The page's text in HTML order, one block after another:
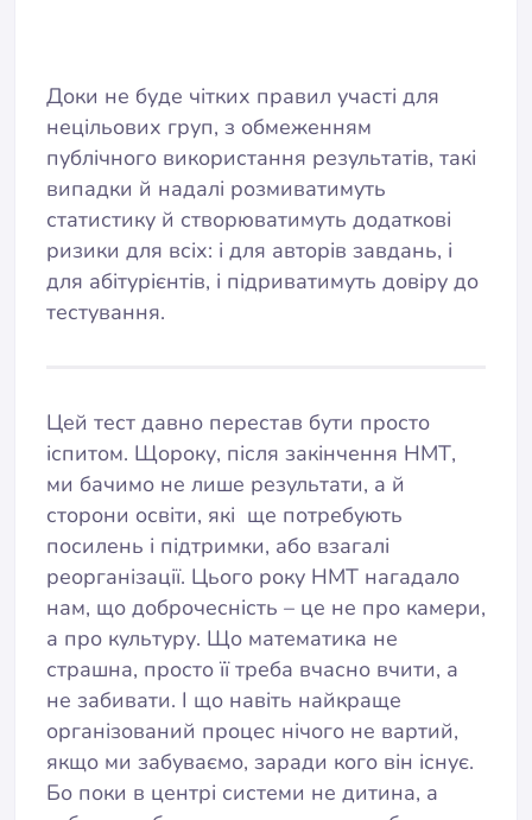
Доки не буде чітких правил участі для
нецільових груп, з обмеженням
публічного використання результатів, такі
випадки й надалі розмиватимуть
статистику й створюватимуть додаткові
ризики для всіх: і для авторів завдань, і
для абітурієнтів, і підриватимуть довіру до
тестування.
Цей тест давно перестав бути просто
іспитом. Щороку, після закінчення НМТ,
ми бачимо не лише результати, а й
сторони освіти, які ще потребують
посилень і підтримки, або взагалі
реорганізації. Цього року НМТ нагадало
нам, що доброчесність – це не про камери,
а про культуру. Що математика не
страшна, просто її треба вчасно вчити, а
не забивати. І що навіть найкраще
організований процес нічого не вартий,
якщо ми забуваємо, заради кого він існує.
Бо поки в центрі системи не дитина, а